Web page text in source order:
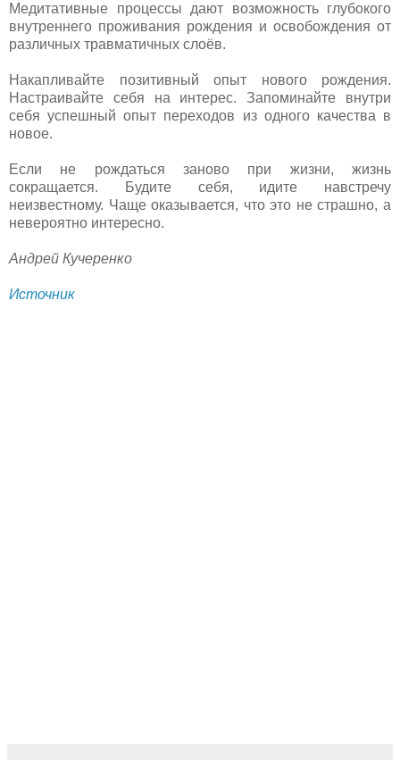
Медитативные процессы дают возможность глубокого
внутреннего проживания рождения и освобождения от
различных травматичных слоёв.
Накапливайте позитивный опыт нового рождения.
Настраивайте себя на интерес. Запоминайте внутри
себя успешный опыт переходов из одного качества в
новое.
Если не рождаться заново при жизни, жизнь
сокращается. Будите себя, идите навстречу
неизвестному. Чаще оказывается, что это не страшно, а
невероятно интересно.
Андрей Кучеренко
Источник